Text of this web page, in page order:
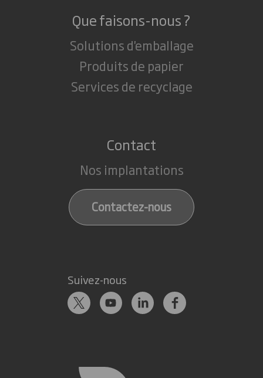
Que faisons-nous ?
Solutions d'emballage
Produits de papier
Services de recyclage
Contact
Nos implantations
Contactez-nous
Suivez-nous